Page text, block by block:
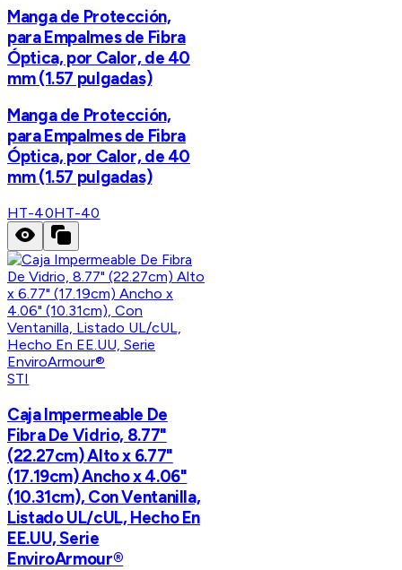
Manga de Protección,
para Empalmes de Fibra
Óptica, por Calor, de 40
mm (1.57 pulgadas)
Manga de Protección,
para Empalmes de Fibra
Óptica, por Calor, de 40
mm (1.57 pulgadas)
HT-40HT-40
STI
Caja Impermeable De
Fibra De Vidrio, 8.77"
(22.27cm) Alto x 6.77"
(17.19cm) Ancho x 4.06"
(10.31cm), Con Ventanilla,
Listado UL/cUL, Hecho En
EE.UU, Serie
EnviroArmour®